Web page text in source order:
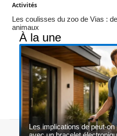
Activités
Les coulisses du zoo de Vias :
animaux
À la une
Les implications de peut-
Contact Mentions